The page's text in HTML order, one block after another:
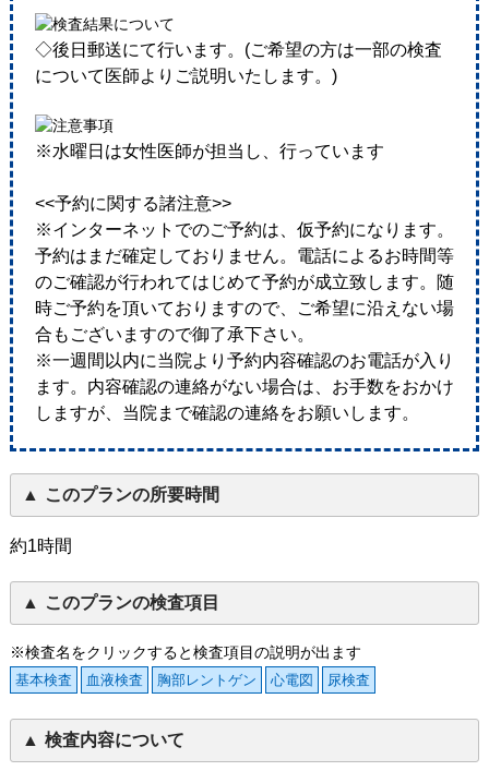
◇後日郵送にて行います。(ご希望の方は一部の検査
について医師よりご説明いたします。)
※水曜日は女性医師が担当し、行っています
<<予約に関する諸注意>>
※インターネットでのご予約は、仮予約になります。
予約はまだ確定しておりません。電話によるお時間等
のご確認が行われてはじめて予約が成立致します。随
時ご予約を頂いておりますので、ご希望に沿えない場
合もございますので御了承下さい。
※一週間以内に当院より予約内容確認のお電話が入り
ます。内容確認の連絡がない場合は、お手数をおかけ
しますが、当院まで確認の連絡をお願いします。
このプランの所要時間
約1時間
このプランの検査項目
※検査名をクリックすると検査項目の説明が出ます
基本検査 血液検査 胸部レントゲン 心電図 尿検査
検査内容について